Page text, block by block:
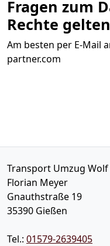
Fragen zum
Rechte
Am besten per E-Mail
partner.com
Transport Umzug Wolf
Florian Meyer
Gnauthstraße 19
35390 Gießen
Tel.: 01579-2639405